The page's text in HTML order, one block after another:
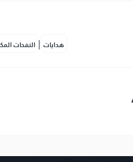
النفحات | هدايات